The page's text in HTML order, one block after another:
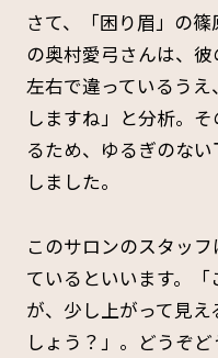
さて、「困り眉」の
の奥村愛弓さんは、
左右で違っているう
しますね」と分析。
るため、ゆるぎのな
しました。
このサロンのスタッ
ているといいます。
が、少し上がって見
しょう？」。どうぞ